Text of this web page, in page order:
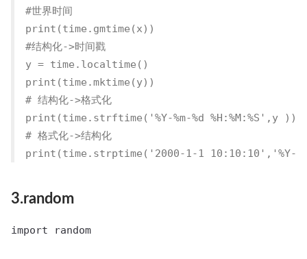
#世界时间
print(time.gmtime(x))
#结构化->时间戳
y = time.localtime()
print(time.mktime(y))
# 结构化->格式化
print(time.strftime('%Y-%m-%d %H:%M:%S',y ))
# 格式化->结构化
print(time.strptime('2000-1-1 10:10:10','%Y-%m-
3.random
import random